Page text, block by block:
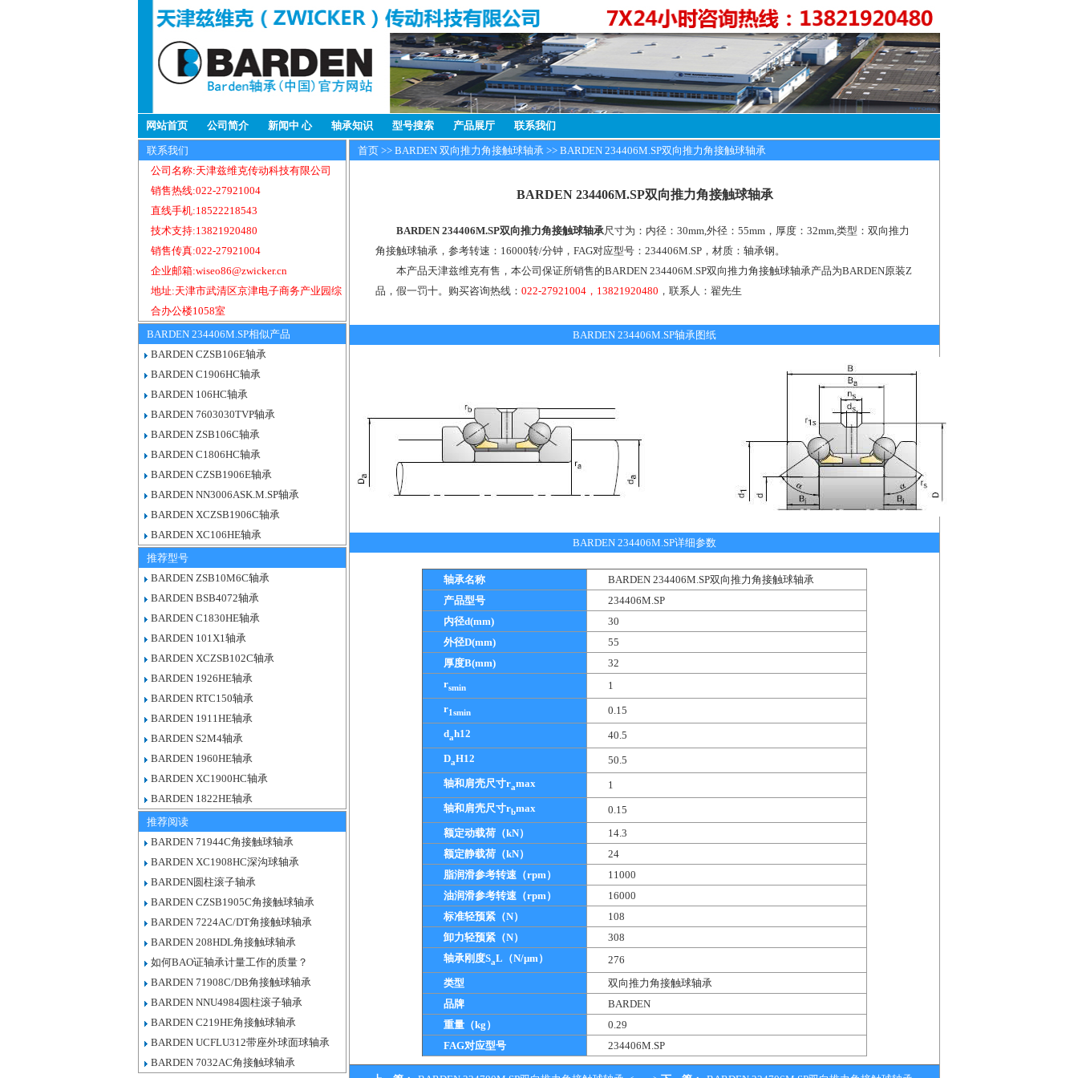
网站首页 公司简介 新闻中 心 轴承知识 型号搜索 产品展厅 联系我们
联系我们
公司名称:天津兹维克传动科技有限公司
销售热线:022-27921004
直线手机:18522218543
技术支持:13821920480
销售传真:022-27921004
企业邮箱:wiseo86@zwicker.cn
地址:天津市武清区京津电子商务产业园综
合办公楼1058室
BARDEN 234406M.SP相似产品
BARDEN CZSB106E轴承
BARDEN C1906HC轴承
BARDEN 106HC轴承
BARDEN 7603030TVP轴承
BARDEN ZSB106C轴承
BARDEN C1806HC轴承
BARDEN CZSB1906E轴承
BARDEN NN3006ASK.M.SP轴承
BARDEN XCZSB1906C轴承
BARDEN XC106HE轴承
推荐型号
BARDEN ZSB10M6C轴承
BARDEN BSB4072轴承
BARDEN C1830HE轴承
BARDEN 101X1轴承
BARDEN XCZSB102C轴承
BARDEN 1926HE轴承
BARDEN RTC150轴承
BARDEN 1911HE轴承
BARDEN S2M4轴承
BARDEN 1960HE轴承
BARDEN XC1900HC轴承
BARDEN 1822HE轴承
推荐阅读
BARDEN 71944C角接触球轴承
BARDEN XC1908HC深沟球轴承
BARDEN圆柱滚子轴承
BARDEN CZSB1905C角接触球轴承
BARDEN 7224AC/DT角接触球轴承
BARDEN 208HDL角接触球轴承
如何BAO证轴承计量工作的质量？
BARDEN 71908C/DB角接触球轴承
BARDEN NNU4984圆柱滚子轴承
BARDEN C219HE角接触球轴承
BARDEN UCFLU312带座外球面球轴承
BARDEN 7032AC角接触球轴承
首页 >> BARDEN 双向推力角接触球轴承 >> BARDEN 234406M.SP双向推力角接触球轴承
BARDEN 234406M.SP双向推力角接触球轴承
BARDEN 234406M.SP双向推力角接触球轴承尺寸为：内径：30mm,外径：55mm，厚度：32mm,类型：双向推力
角接触球轴承，参考转速：16000转/分钟，FAG对应型号：234406M.SP，材质：轴承钢。
本产品天津兹维克有售，本公司保证所销售的BARDEN 234406M.SP双向推力角接触球轴承产品为BARDEN原装Z
品，假一罚十。购买咨询热线：022-27921004，13821920480 ，联系人：翟先生
BARDEN 234406M.SP轴承图纸
BARDEN 234406M.SP详细参数
轴承名称
BARDEN 234406M.SP双向推力角接触球轴承
产品型号
234406M.SP
内径d(mm)
30
外径D(mm)
55
厚度B(mm)
32
rsmin
1
r1smin
0.15
dah12
40.5
DaH12
50.5
轴和肩壳尺寸ramax
1
轴和肩壳尺寸rbmax
0.15
额定动载荷（kN）
14.3
额定静载荷（kN）
24
脂润滑参考转速（rpm）
11000
油润滑参考转速（rpm）
16000
标准轻预紧（N）
108
卸力轻预紧（N）
308
轴承刚度SaL（N/μm）
276
类型
双向推力角接触球轴承
品牌
BARDEN
重量（kg）
0.29
FAG对应型号
234406M.SP